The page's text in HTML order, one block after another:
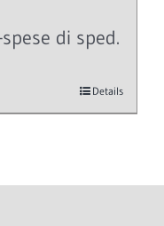
di sped.
Details